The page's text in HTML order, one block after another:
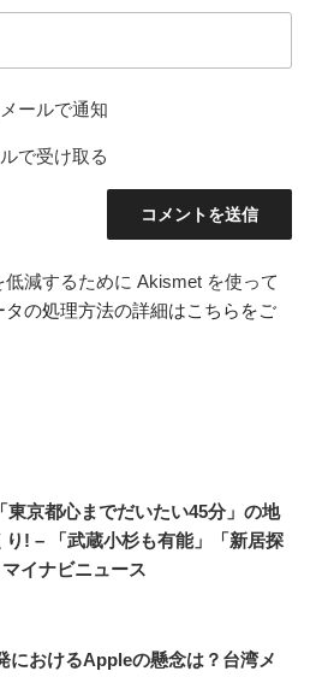
ールで通知
で受け取る
減するために Akismet を使って
タの処理方法の詳細はこちらをご
東京都心までだいたい45分」の地
り! – 「武蔵小杉も有能」「新居探
イナビニュース
におけるAppleの懸念は？台湾メ